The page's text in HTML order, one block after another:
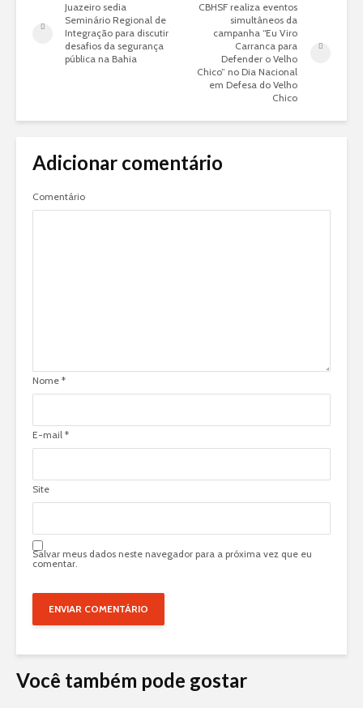
Juazeiro sedia
Seminário Regional de
Integração para discutir
desafios da segurança
pública na Bahia
CBHSF realiza eventos
simultâneos da
campanha “Eu Viro
Carranca para
Defender o Velho
Chico” no Dia Nacional
em Defesa do Velho
Chico
Adicionar comentário
Comentário
Nome *
E-mail *
Site
Salvar meus dados neste navegador para a próxima vez que eu
comentar.
Você também pode gostar